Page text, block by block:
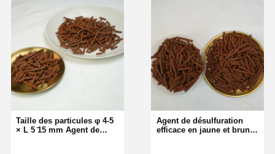
Agent de désulfuration
efficace en jaune et brun
Taille des particules φ 4-5
× L 5 ̊15 mm Agent de